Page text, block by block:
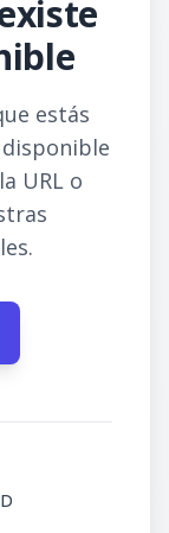
estás
URL o